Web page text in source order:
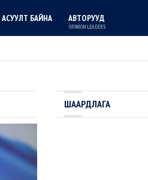
АСУУЛТ БАЙНА АВТОРУУД
OPINION LEADERS
ШААРДЛАГА